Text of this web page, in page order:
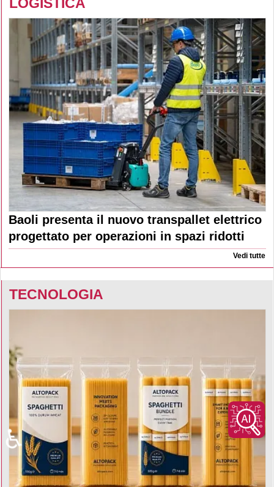
LOGISTICA
Baoli presenta il nuovo transpallet elettrico
progettato per operazioni in spazi ridotti
Vedi tutte
TECNOLOGIA